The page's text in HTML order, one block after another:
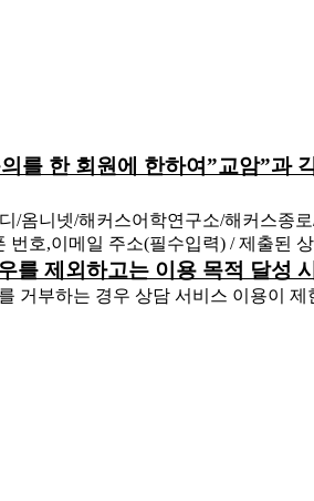
를 한 회원에 한하여”교암”과
/옴니넷/해커스어학연구소/해커스종
번호,이메일 주소(필수입력) / 제출된
를 제외하고는 이용 목적 달성
거부하는 경우 상담 서비스 이용이 제